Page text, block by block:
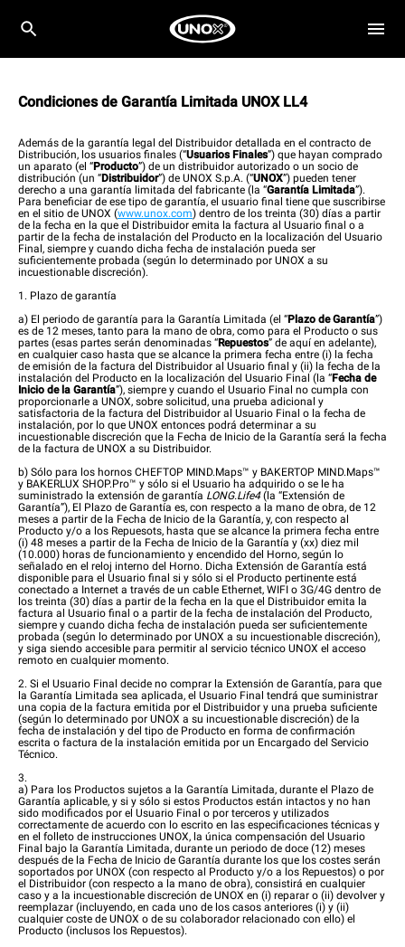
Condiciones de Garantía Limitada UNOX LL4
Además de la garantía legal del Distribuidor detallada en el contracto de
Distribución, los usuarios finales (“Usuarios Finales”) que hayan comprado
un aparato (el “Producto”) de un distribuidor autorizado o un socio de
distribución (un “Distribuidor”) de UNOX S.p.A. (“UNOX”) pueden tener
derecho a una garantía limitada del fabricante (la “Garantía Limitada”).
Para beneficiar de ese tipo de garantía, el usuario final tiene que suscribirse
en el sitio de UNOX (www.unox.com) dentro de los treinta (30) días a partir
de la fecha en la que el Distribuidor emita la factura al Usuario final o a
partir de la fecha de instalación del Producto en la localización del Usuario
Final, siempre y cuando dicha fecha de instalación pueda ser
suficientemente probada (según lo determinado por UNOX a su
incuestionable discreción).
1. Plazo de garantía
a) El periodo de garantía para la Garantía Limitada (el “Plazo de Garantía”)
es de 12 meses, tanto para la mano de obra, como para el Producto o sus
partes (esas partes serán denominadas “Repuestos” de aquí en adelante),
en cualquier caso hasta que se alcance la primera fecha entre (i) la fecha
de emisión de la factura del Distribuidor al Usuario final y (ii) la fecha de la
instalación del Producto en la localización del Usuario Final (la “Fecha de
Inicio de la Garantía”), siempre y cuando el Usuario Final no cumpla con
proporcionarle a UNOX, sobre solicitud, una prueba adicional y
satisfactoria de la factura del Distribuidor al Usuario Final o la fecha de
instalación, por lo que UNOX entonces podrá determinar a su
incuestionable discreción que la Fecha de Inicio de la Garantía será la fecha
de la factura de UNOX a su Distribuidor.
b) Sólo para los hornos CHEFTOP MIND.Maps™ y BAKERTOP MIND.Maps™
y BAKERLUX SHOP.Pro™ y sólo si el Usuario ha adquirido o se le ha
suministrado la extensión de garantía LONG.Life4(la “Extensión de
Garantía”), El Plazo de Garantía es, con respecto a la mano de obra, de 12
meses a partir de la Fecha de Inicio de la Garantía, y, con respecto al
Producto y/o a los Repuesots, hasta que se alcance la primera fecha entre
(i) 48 meses a partir de la Fecha de Inicio de la Garantía y (xx) diez mil
(10.000) horas de funcionamiento y encendido del Horno, según lo
señalado en el reloj interno del Horno. Dicha Extensión de Garantía está
disponible para el Usuario final si y sólo si el Producto pertinente está
conectado a Internet a través de un cable Ethernet, WIFI o 3G/4G dentro de
los treinta (30) días a partir de la fecha en la que el Distribuidor emita la
factura al Usuario final o a partir de la fecha de instalación del Producto,
siempre y cuando dicha fecha de instalación pueda ser suficientemente
probada (según lo determinado por UNOX a su incuestionable discreción),
y siga siendo accesible para permitir al servicio técnico UNOX el acceso
remoto en cualquier momento.
2. Si el Usuario Final decide no comprar la Extensión de Garantía, para que
la Garantía Limitada sea aplicada, el Usuario Final tendrá que suministrar
una copia de la factura emitida por el Distribuidor y una prueba suficiente
(según lo determinado por UNOX a su incuestionable discreción) de la
fecha de instalación y del tipo de Producto en forma de confirmación
escrita o factura de la instalación emitida por un Encargado del Servicio
Técnico.
3.
a) Para los Productos sujetos a la Garantía Limitada, durante el Plazo de
Garantía aplicable, y si y sólo si estos Productos están intactos y no han
sido modificados por el Usuario Final o por terceros y utilizados
correctamente de acuerdo con lo escrito en las especificaciones técnicas y
en el folleto de instrucciones UNOX, la única compensación del Usuario
Final bajo la Garantía Limitada, durante un periodo de doce (12) meses
después de la Fecha de Inicio de Garantía durante los que los costes serán
soportados por UNOX (con respecto al Producto y/o a los Repuestos) o por
el Distribuidor (con respecto a la mano de obra), consistirá en cualquier
caso y a la incuestionable discreción de UNOX en (i) reparar o (ii) devolver y
reemplazar (incluyendo, en cada uno de los casos anteriores (i) y (ii)
cualquier coste de UNOX o de su colaborador relacionado con ello) el
Producto (inclusos los Repuestos).